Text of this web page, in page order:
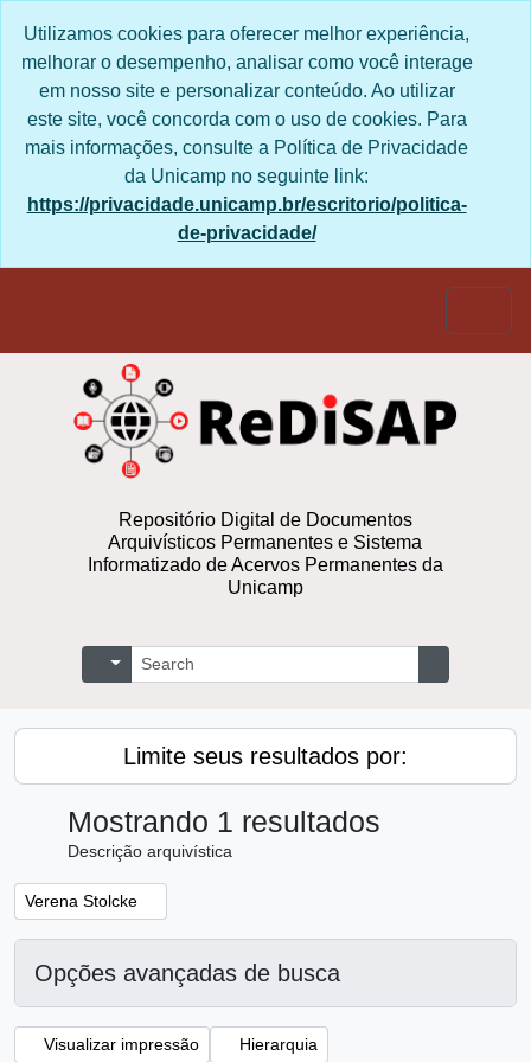
Utilizamos cookies para oferecer melhor experiência,
melhorar o desempenho, analisar como você interage
em nosso site e personalizar conteúdo. Ao utilizar
este site, você concorda com o uso de cookies. Para
mais informações, consulte a Política de Privacidade
da Unicamp no seguinte link:
https://privacidade.unicamp.br/escritorio/politica-
de-privacidade/
Repositório Digital de Documentos
Arquivísticos Permanentes e Sistema
Informatizado de Acervos Permanentes da
Unicamp
Buscar
Opções de busca
Limite seus resultados por:
Mostrando 1 resultados
Descrição arquivística
Remover filtro:
Verena Stolcke
Opções avançadas de busca
Visualizar impressão Hierarquia